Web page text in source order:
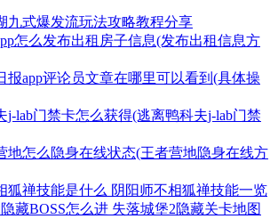
九式爆发流玩法攻略教程分享
怎么发布出租房子信息(发布出租信息方
报app评论员文章在哪里可以看到(具体操
j-lab门禁卡怎么获得(逃离鸭科夫j-lab门禁
地怎么隐身在线状态(王者营地隐身在线方
狐禅技能是什么 阴阳师不相狐禅技能一览
藏BOSS怎么进 失落城堡2隐藏关卡地图